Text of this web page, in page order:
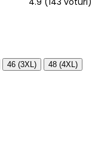
46 (3XL) 48 (4XL)